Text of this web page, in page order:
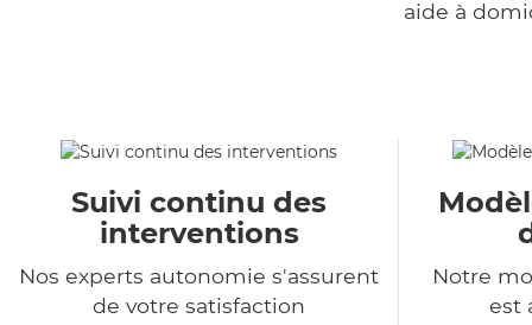
aide à
Suivi continu des
interventions
Nos experts autonomie s'assurent
de votre satisfaction
Notre
est